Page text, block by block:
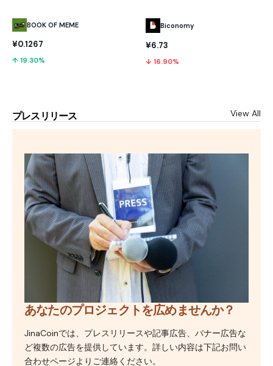
BOOK OF MEME
¥0.1267
↑ 19.30%
Biconomy
¥6.73
↓ 16.90%
プレスリリース View All
あなたのプロジェクトを広めませんか？
JinaCoinでは、プレスリリースや記事広告、バナー広告な
ど複数の広告を提供しています。詳しい内容は下記お問い
合わせページよりご連絡ください。